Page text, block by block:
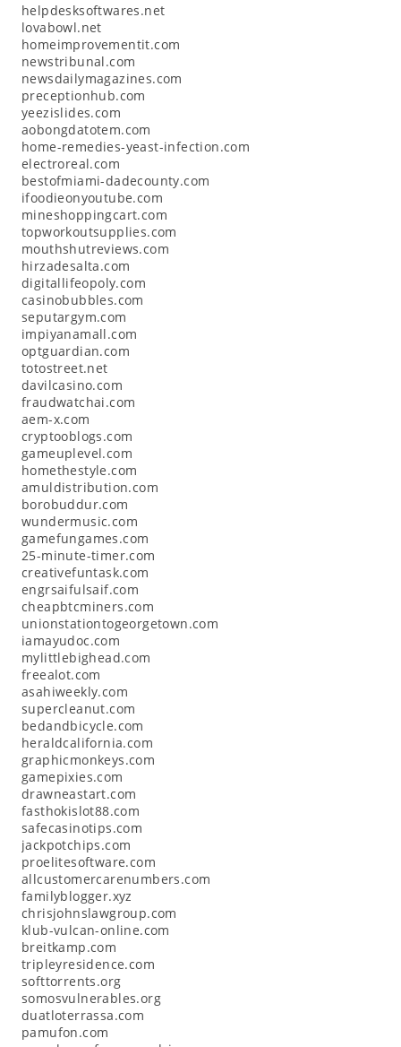
helpdesksoftwares.net
lovabowl.net
homeimprovementit.com
newstribunal.com
newsdailymagazines.com
preceptionhub.com
yeezislides.com
aobongdatotem.com
home-remedies-yeast-infection.com
electroreal.com
bestofmiami-dadecounty.com
ifoodieonyoutube.com
mineshoppingcart.com
topworkoutsupplies.com
mouthshutreviews.com
hirzadesalta.com
digitallifeopoly.com
casinobubbles.com
seputargym.com
impiyanamall.com
optguardian.com
totostreet.net
davilcasino.com
fraudwatchai.com
aem-x.com
cryptooblogs.com
gameuplevel.com
homethestyle.com
amuldistribution.com
borobuddur.com
wundermusic.com
gamefungames.com
25-minute-timer.com
creativefuntask.com
engrsaifulsaif.com
cheapbtcminers.com
unionstationtogeorgetown.com
iamayudoc.com
mylittlebighead.com
freealot.com
asahiweekly.com
supercleanut.com
bedandbicycle.com
heraldcalifornia.com
graphicmonkeys.com
gamepixies.com
drawneastart.com
fasthokislot88.com
safecasinotips.com
jackpotchips.com
proelitesoftware.com
allcustomercarenumbers.com
familyblogger.xyz
chrisjohnslawgroup.com
klub-vulcan-online.com
breitkamp.com
tripleyresidence.com
softtorrents.org
somosvulnerables.org
duatloterrassa.com
pamufon.com